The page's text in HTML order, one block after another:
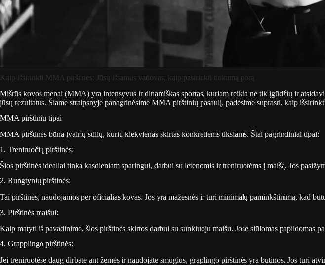
Kaip išsirinkti MMA pirštines: Jūsų išsamus vadovas, kaip pasirinkti tinkamą porą
Mišrūs kovos menai (MMA) yra intensyvus ir dinamiškas sportas, kuriam reikia ne tik įgūdžių ir
jūsų rezultatus. Šiame straipsnyje panagrinėsime MMA pirštinių pasaulį, padėsime suprasti, kaip
MMA pirštinių tipai
MMA pirštinės būna įvairių stilių, kurių kiekvienas skirtas konkretiems tikslams. Štai pagrindiniai tipai:
1. Treniruočių pirštinės:
Šios pirštinės idealiai tinka kasdieniam sparingui, darbui su letenomis ir treniruotėms į maišą. Jos
2. Rungtynių pirštinės:
Tai pirštinės, naudojamos per oficialias kovas. Jos yra mažesnės ir turi minimalų paminkštinimą, kad
3. Pirštinės maišui:
Kaip matyti iš pavadinimo, šios pirštinės skirtos darbui su sunkiuoju maišu. Jose siūlomas papildomas
4. Grapplingo pirštinės:
Jei treniruotėse daug dirbate ant žemės ir naudojate smūgius, graplingo pirštinės yra būtinos. Jos turi